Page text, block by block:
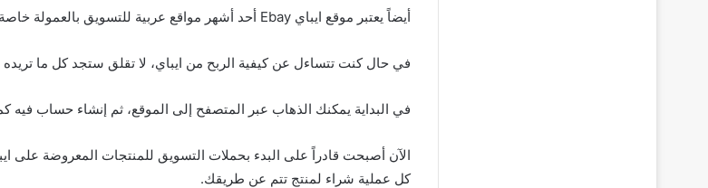
أيضاً يعتبر موقع ايباي Ebay أحد أشهر مواقع عربية للتسويق بالعمولة خاصة دول الخليج العربي.
في حال كنت تتساءل عن كيفية الربح من ايباي، لا تقلق ستجد كل ما تريده
في البداية يمكنك الذهاب عبر المتصفح إلى الموقع، ثم إنشاء حساب فيه
الآن أصبحت قادراً على البدء بحملات التسويق للمنتجات المعروضة على
كل عملية شراء لمنتج تتم عن طريقك.